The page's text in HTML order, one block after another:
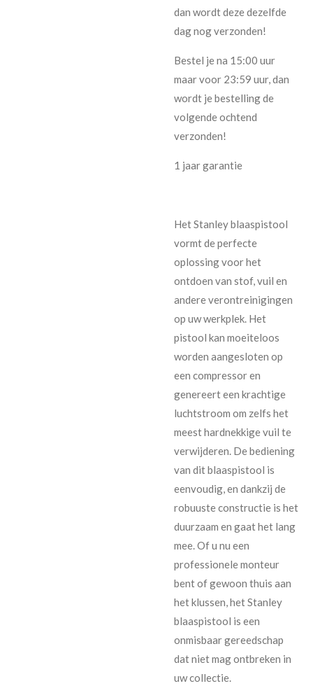
dan wordt deze dezelfde
dag nog verzonden!
Bestel je na 15:00 uur
maar voor 23:59 uur, dan
wordt je bestelling de
volgende ochtend
verzonden!
1 jaar garantie
Het Stanley blaaspistool
vormt de perfecte
oplossing voor het
ontdoen van stof, vuil en
andere verontreinigingen
op uw werkplek. Het
pistool kan moeiteloos
worden aangesloten op
een compressor en
genereert een krachtige
luchtstroom om zelfs het
meest hardnekkige vuil te
verwijderen. De bediening
van dit blaaspistool is
eenvoudig, en dankzij de
robuuste constructie is het
duurzaam en gaat het lang
mee. Of u nu een
professionele monteur
bent of gewoon thuis aan
het klussen, het Stanley
blaaspistool is een
onmisbaar gereedschap
dat niet mag ontbreken in
uw collectie.